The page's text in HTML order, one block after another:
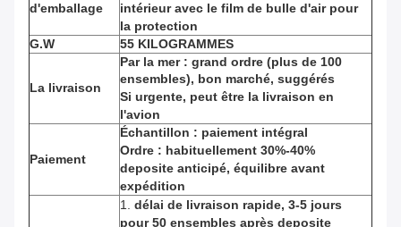
d'emballage
intérieur avec le film de bulle d'air pour
la protection
G.W
55 KILOGRAMMES
La livraison
Par la mer : grand ordre (plus de 100
ensembles), bon marché, suggérés
Si urgente, peut être la livraison en
l'avion
Paiement
Échantillon : paiement intégral
Ordre : habituellement 30%-40%
deposite anticipé, équilibre avant
expédition
1. délai de livraison rapide, 3-5 jours
pour 50 ensembles après deposite